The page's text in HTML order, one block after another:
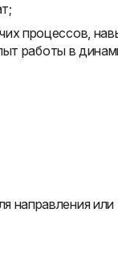
процессов,
работы в
направления или